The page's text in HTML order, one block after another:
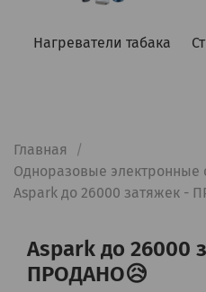
Нагреватели табака
Главная
Одноразовые электронные
Aspark до 26000 затяжек -
Aspark до 26000
ПРОДАНО😥